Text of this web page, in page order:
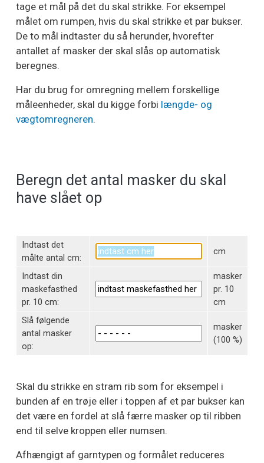
tage et mål på det du skal strikke. For eksempel
målet om rumpen, hvis du skal strikke et par bukser.
De to mål indtaster du så herunder, hvorefter
antallet af masker der skal slås op automatisk
beregnes.
Har du brug for omregning mellem forskellige
måleenheder, skal du kigge forbi længde- og
vægtomregneren.
Beregn det antal masker du skal
have slået op
Indtast det
målte antal cm:
cm
Indtast din
maskefasthed
pr. 10 cm:
masker
pr. 10
cm
Slå følgende
antal masker
op:
masker
(100 %)
Skal du strikke en stram rib som for eksempel i
bunden af en trøje eller i toppen af et par bukser kan
det være en fordel at slå færre masker op til ribben
end til selve kroppen eller numsen.
Afhængigt af garntypen og formålet reduceres